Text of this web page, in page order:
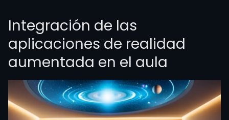
Integración de las
aplicaciones de realidad
aumentada en el aula